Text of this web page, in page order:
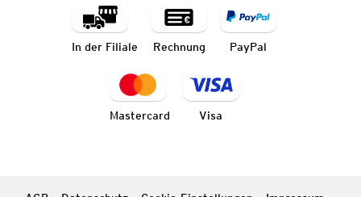
In der Filiale Rechnung PayPal
Mastercard Visa